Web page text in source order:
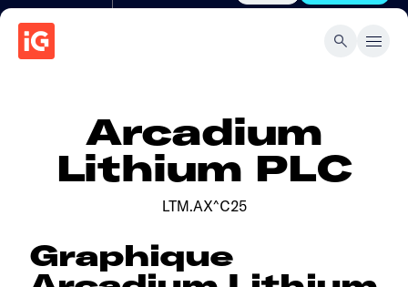
Arcadium
Lithium PLC
LTM.AX^C25
Graphique